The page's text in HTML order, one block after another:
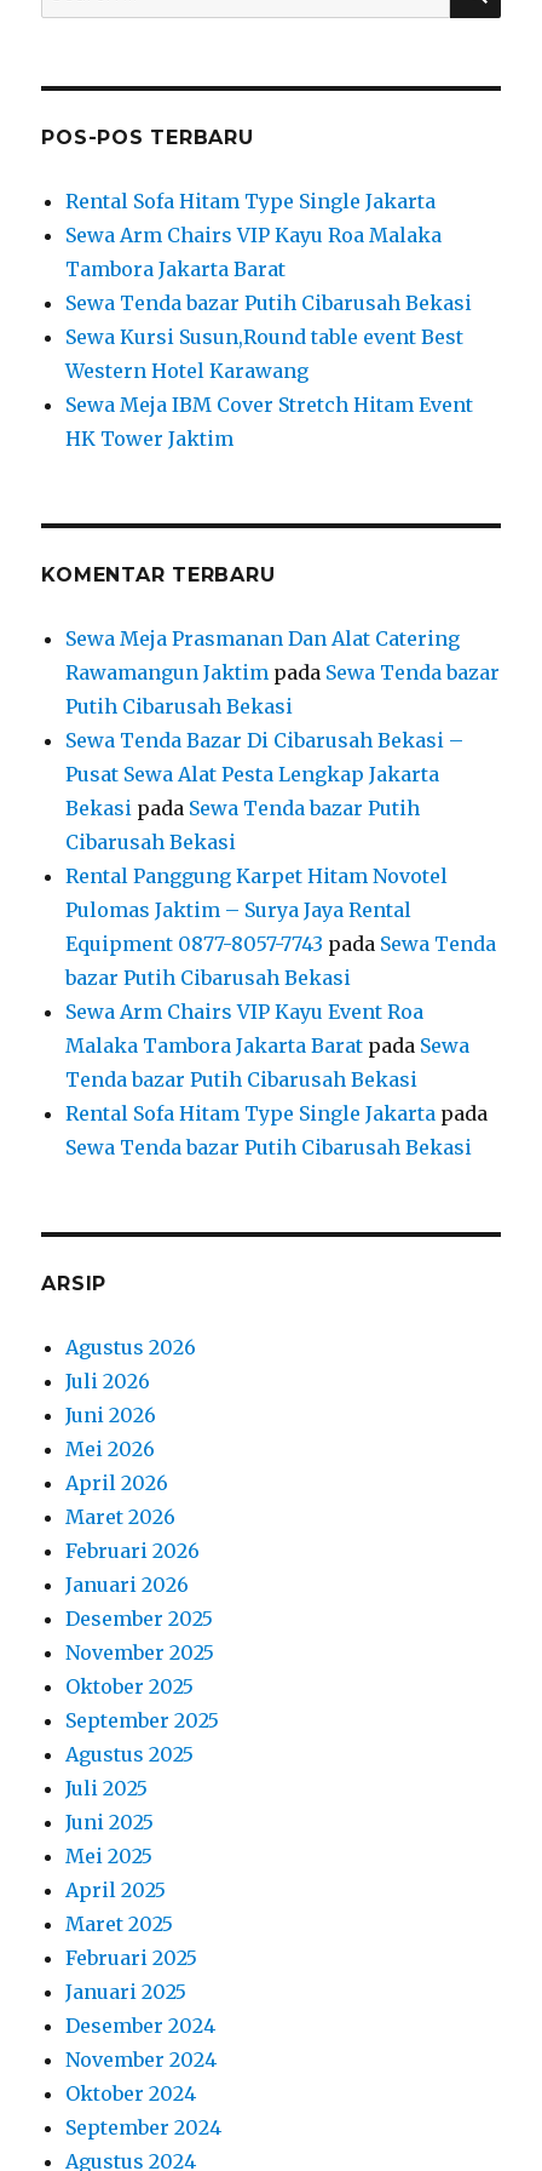
Western Hotel Karawang
HK Tower Jaktim
KOMENTAR TERBARU
Sewa Meja Prasmanan Dan Alat Catering
Rawamangun JaktimpadaSewa Tenda bazar
Putih Cibarusah Bekasi
Sewa Tenda Bazar Di Cibarusah Bekasi –
Pusat Sewa Alat Pesta Lengkap Jakarta
BekasipadaSewa Tenda bazar Putih
Rental Panggung Karpet Hitam Novotel
Equipment 0877-8057-7743
Sewa Arm Chairs VIP Kayu Event Roa
Malaka Tambora Jakarta Barat padaSewa
Tenda bazar Putih Cibarusah Bekasi
Rental Sofa Hitam Type Single Jakartapada
Sewa Tenda bazar Putih Cibarusah Bekasi
ARSIP
Agustus 2026
Juli 2026
Juni 2026
Mei 2026
April 2026
Maret 2026
Januari 2026
November 2025
September 2025
Agustus 2025
Juli 2025
Juni 2025
Mei 2025
April 2025
Maret 2025
Februari 2025
Januari 2025
Desember 2024
November 2024
Oktober 2024
September 2024
Agustus 2024
Juli 2024
Juni 2024
Mei 2024
April 2024
Maret 2024
Februari 2024
Januari 2024
Desember 2023
November 2023
Oktober 2023